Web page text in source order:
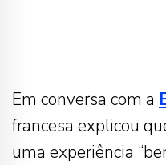
Em conversa com a
francesa explicou
uma experiência